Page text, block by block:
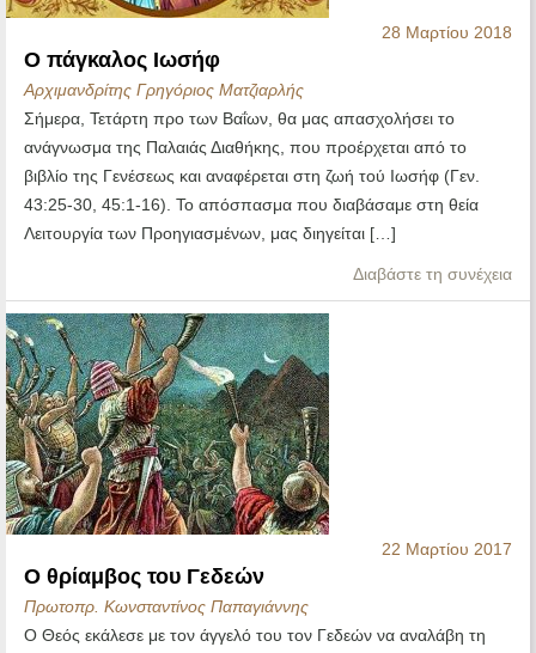
28 Μαρτίου 2018
Ο πάγκαλος Ιωσήφ
Αρχιμανδρίτης Γρηγόριος Ματζιαρλής
Σήμερα, Τετάρτη προ των Βαΐων, θα μας απασχολήσει το
ανάγνωσμα της Παλαιάς Διαθήκης, που προέρχεται από το
βιβλίο της Γενέσεως και αναφέρεται στη ζωή τού Ιωσήφ (Γεν.
43:25-30, 45:1-16). Το απόσπασμα που διαβάσαμε στη θεία
Λειτουργία των Προηγιασμένων, μας διηγείται […]
Διαβάστε τη συνέχεια
22 Μαρτίου 2017
Ο θρίαμβος του Γεδεών
Πρωτοπρ. Κωνσταντίνος Παπαγιάννης
Ο Θεός εκάλεσε με τον άγγελό του τον Γεδεών να αναλάβη τη